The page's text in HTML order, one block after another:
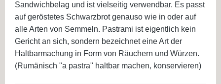
Sandwichbelag und ist vielseitig verwendbar. Es passt
auf geröstetes Schwarzbrot genauso wie in oder auf
alle Arten von Semmeln. Pastrami ist eigentlich kein
Gericht an sich, sondern bezeichnet eine Art der
Haltbarmachung in Form von Räuchern und Würzen.
(Rumänisch "a pastra" haltbar machen, konservieren)